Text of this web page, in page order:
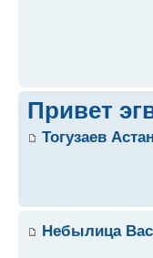
Привет
Тогузаев Астан
Небылица